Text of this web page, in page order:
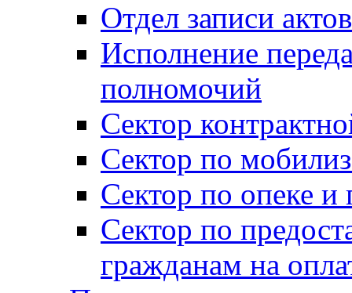
Отдел записи
Исполнение
полномочий
Сектор
Сектор по
Сектор по опеке и
Сектор по
гражданам на